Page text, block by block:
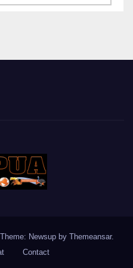
Theme: Newsup by Themeansar.
Contact